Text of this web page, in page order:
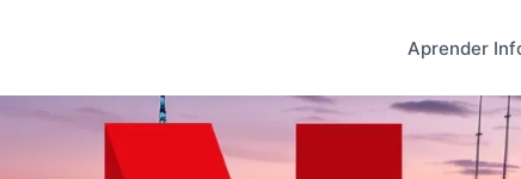
Aprender